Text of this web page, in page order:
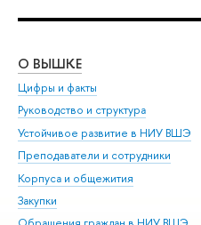
О ВЫШКЕ
Цифры и факты
Руководство и структура
Устойчивое развитие в НИУ ВШЭ
Преподаватели и сотрудники
Корпуса и общежития
Закупки